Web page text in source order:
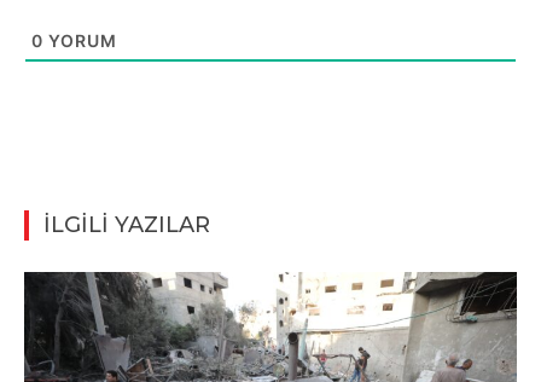
0 YORUM
İLGİLİ YAZILAR